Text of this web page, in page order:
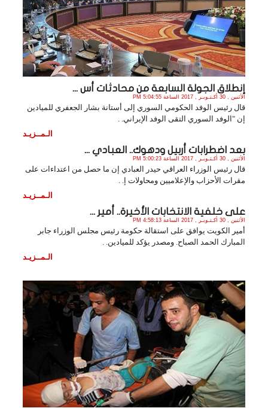
إنطلاق الجولة السابعة من محادثات أس ...
الأثنين , 30 أكـتـوبـر , 2017 الساعة 5:04:55 PM
قال رئيس الوفد الحكومي السوري إلى أستانة بشار الجعفري للميادين
إن "الوفد السوري التقى الوفد الإيراني. .
الـمــزيـد
بعد اضطرابات أربيل ودهوك.. العبادي ...
الأثنين , 30 أكـتـوبـر , 2017 الساعة 5:00:23 PM
قال رئيس الوزراء العراقي حيدر العبادي إن ما حصل من اعتداءات على
مقرات الأحزاب والإعلاميين ومحاولات إ. .
الـمــزيـد
على خلفية الانتخابات الأخيرة.. أمير ...
الأثنين , 30 أكـتـوبـر , 2017 الساعة 4:58:13 PM
أمير الكويت يوافق على استقالة حكومة رئيس مجلس الوزراء جابر
المبارك الحمد الصباح. ومصدر يؤكد للميادين. .
الـمــزيـد